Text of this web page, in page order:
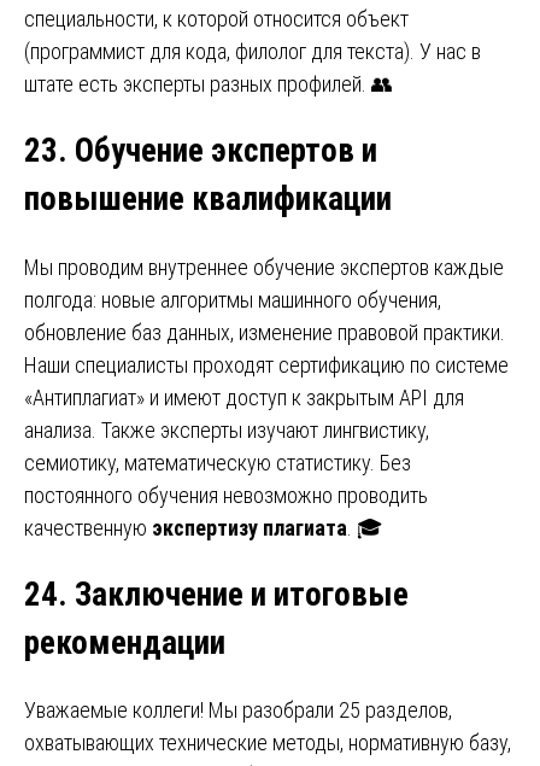
специальности, к которой относится объект
(программист для кода, филолог для текста). У нас в
штате есть эксперты разных профилей. 👥
23. Обучение экспертов и
повышение квалификации
Мы проводим внутреннее обучение экспертов каждые
полгода: новые алгоритмы машинного обучения,
обновление баз данных, изменение правовой практики.
Наши специалисты проходят сертификацию по системе
«Антиплагиат» и имеют доступ к закрытым API для
анализа. Также эксперты изучают лингвистику,
семиотику, математическую статистику. Без
постоянного обучения невозможно проводить
качественную экспертизу плагиата . 🎓
24. Заключение и итоговые
рекомендации
Уважаемые коллеги! Мы разобрали 25 разделов,
охватывающих технические методы, нормативную базу,